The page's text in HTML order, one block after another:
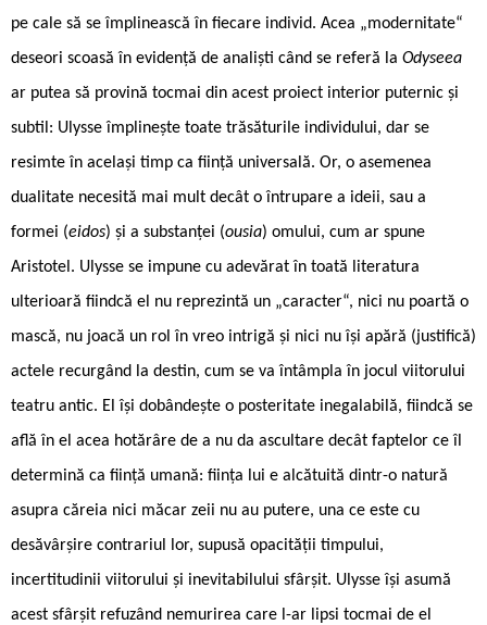
pe cale să se împlinească în fiecare individ. Acea „modernitate“
deseori scoasă în evidență de analiști când se referă la Odyseea
ar putea să provină tocmai din acest proiect interior puternic și
subtil: Ulysse împlinește toate trăsăturile individului, dar se
resimte în același timp ca ființă universală. Or, o asemenea
dualitate necesită mai mult decât o întrupare a ideii, sau a
formei (eidos) și a substanței (ousia) omului, cum ar spune
Aristotel. Ulysse se impune cu adevărat în toată literatura
ulterioară fiindcă el nu reprezintă un „caracter“, nici nu poartă o
mască, nu joacă un rol în vreo intrigă și nici nu își apără (justifică)
actele recurgând la destin, cum se va întâmpla în jocul viitorului
teatru antic. El își dobândește o posteritate inegalabilă, fiindcă se
află în el acea hotărâre de a nu da ascultare decât faptelor ce îl
determină ca ființă umană: ființa lui e alcătuită dintr-o natură
asupra căreia nici măcar zeii nu au putere, una ce este cu
desăvârșire contrariul lor, supusă opacității timpului,
incertitudinii viitorului și inevitabilului sfârșit. Ulysse își asumă
acest sfârșit refuzând nemurirea care l-ar lipsi tocmai de el